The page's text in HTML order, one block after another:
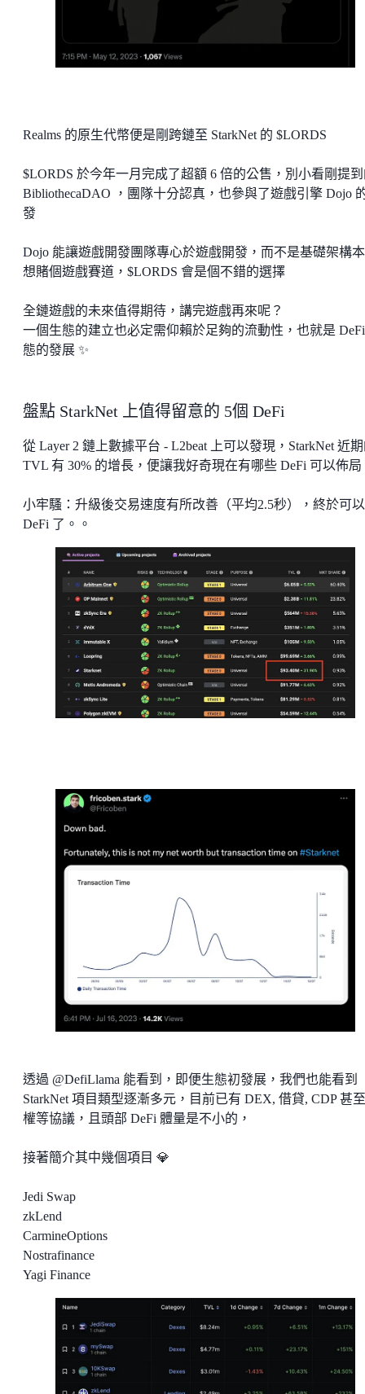
Realms 的原生代幣便是剛跨鏈至 StarkNet 的 $LORDS
$LORDS 於今年一月完成了超額 6 倍的公售，別小看剛提
BibliothecaDAO ，團隊十分認真，也參與了遊戲引擎 Dojo
發
Dojo 能讓遊戲開發團隊專心於遊戲開發，而不是基礎架構
想賭個遊戲賽道，$LORDS 會是個不錯的選擇
全鏈遊戲的未來值得期待，講完遊戲再來呢？
一個生態的建立也必定需仰賴於足夠的流動性，也就是
態的發展 ✨
盤點 StarkNet 上值得留意的 5個 DeFi
從 Layer 2 鏈上數據平台 - L2beat 上可以發現，StarkNet 近
TVL 有 30% 的增長，便讓我好奇現在有哪些 DeFi 可以佈局
小牢騷：升級後交易速度有所改善（平均2.5秒），終於可
DeFi 了。。
透過 @DefiLlama 能看到，即便生態初發展，我們也能看到
StarkNet 項目類型逐漸多元，目前已有 DEX, 借貸, CDP 甚
權等協議，且頭部 DeFi 體量是不小的，
接著簡介其中幾個項目 💎
Jedi Swap
zkLend
CarmineOptions
Nostrafinance
Yagi Finance